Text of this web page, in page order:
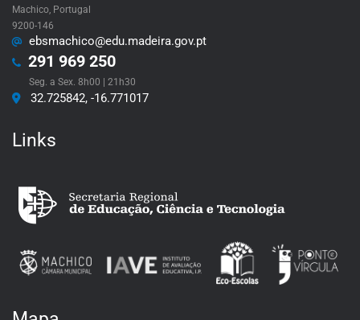
Machico, Portugal
9200-146
ebsmachico@edu.madeira.gov.pt
291 969 250
Seg. a Sex. 8h00 | 21h30
32.725842, -16.771017
Links